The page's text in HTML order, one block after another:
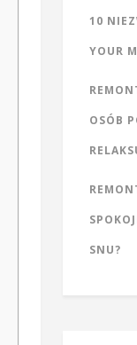
10
YOUR
OSÓB
SNU?